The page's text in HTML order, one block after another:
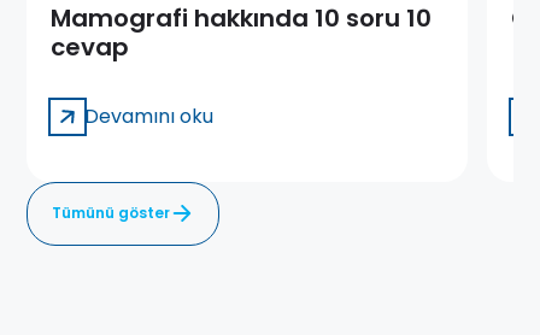
Mamografi hakkında 10 soru 10
cevap
Devamını oku
Tümünü göster